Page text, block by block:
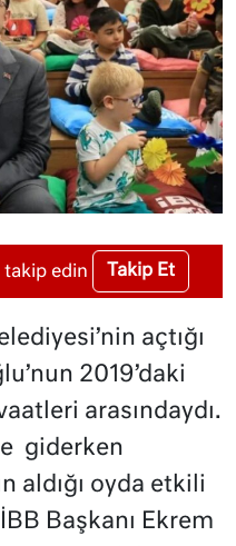
takip edin Takip Et
açtığı
2019’daki
arasındaydı.
giderken
aldığı oyda etkili
Başkanı Ekrem